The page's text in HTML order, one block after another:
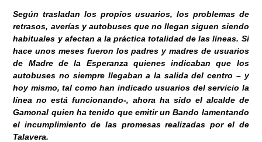
Según trasladan los propios usuarios, los problemas de
retrasos, averías y autobuses que no llegan siguen siendo
habituales y afectan a la práctica totalidad de las líneas. Si
hace unos meses fueron los padres y madres de usuarios
de Madre de la Esperanza quienes indicaban que los
autobuses no siempre llegaban a la salida del centro – y
hoy mismo, tal como han indicado usuarios del servicio la
línea no está funcionando-, ahora ha sido el alcalde de
Gamonal quien ha tenido que emitir un Bando lamentando
el incumplimiento de las promesas realizadas por el de
Talavera.